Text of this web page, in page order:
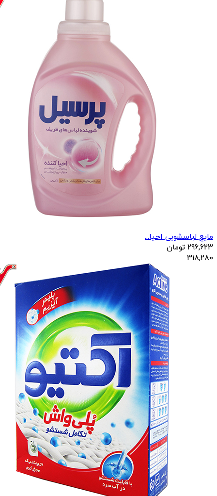
مایع لباسشویی احیا...
296,623 تومان
318,280